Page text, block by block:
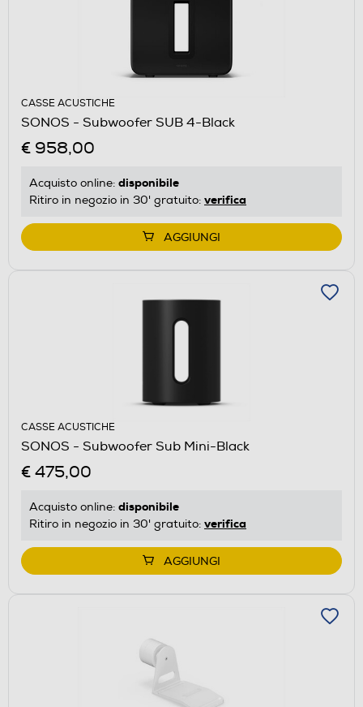
CASSE ACUSTICHE
SONOS - Subwoofer SUB 4-Black
€ 958,00
Acquisto online: disponibile
Ritiro in negozio in 30' gratuito: verifica
AGGIUNGI
CASSE ACUSTICHE
SONOS - Subwoofer Sub Mini-Black
€ 475,00
Acquisto online: disponibile
Ritiro in negozio in 30' gratuito: verifica
AGGIUNGI